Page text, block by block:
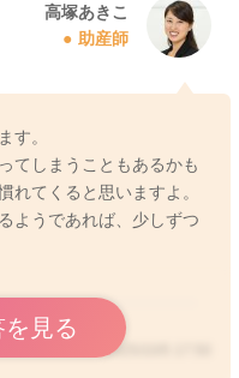
高塚あきこ
助産師
す。
てしまうこともあるかも
れてくると思いますよ。
ようであれば、少しずつ
見る
2025/10/5 17:50